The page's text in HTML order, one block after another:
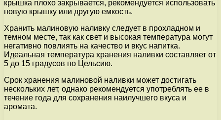
крышка плохо закрывается, рекомендуется использовать
новую крышку или другую емкость.
Хранить малиновую наливку следует в прохладном и
темном месте, так как свет и высокая температура могут
негативно повлиять на качество и вкус напитка.
Идеальная температура хранения наливки составляет от
5 до 15 градусов по Цельсию.
Срок хранения малиновой наливки может достигать
нескольких лет, однако рекомендуется употреблять ее в
течение года для сохранения наилучшего вкуса и
аромата.